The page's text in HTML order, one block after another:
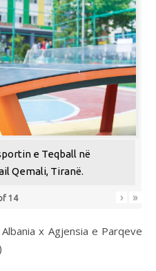
e Teqball në
Qemali, Tiranë.
14 › »
x Agjensia e Parqeve